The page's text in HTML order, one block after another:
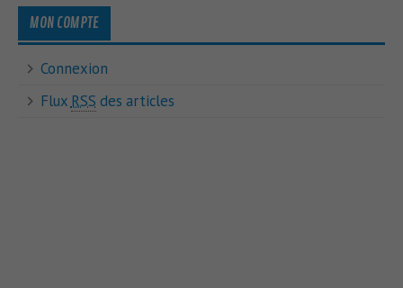
MON COMPTE
Connexion
Flux RSS des articles